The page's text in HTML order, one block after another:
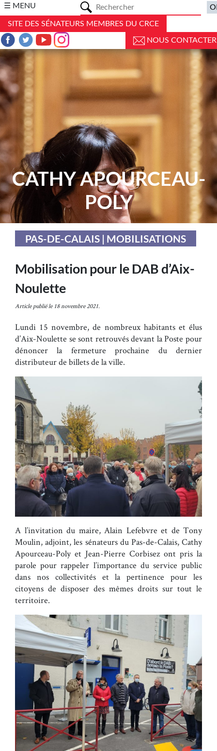
☰ MENU
SITE DES SÉNATEURS MEMBRES DU CRCE
NOUS CONTACTER
CATHY APOURCEAU-
POLY
PAS-DE-CALAIS | MOBILISATIONS
Mobilisation pour le DAB d’Aix-
Noulette
Article publié le 18 novembre 2021.
Lundi 15 novembre, de nombreux habitants et élus
d’Aix-Noulette se sont retrouvés devant la Poste pour
dénoncer la fermeture prochaine du dernier
distributeur de billets de la ville.
A l’invitation du maire, Alain Lefebvre et de Tony
Moulin, adjoint, les sénateurs du Pas-de-Calais, Cathy
Apourceau-Poly et Jean-Pierre Corbisez ont pris la
parole pour rappeler l’importance du service public
dans nos collectivités et la pertinence pour les
citoyens de disposer des mêmes droits sur tout le
territoire.